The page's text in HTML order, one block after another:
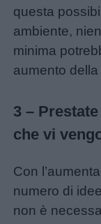
questa
ambiente,
minima
aumento
3 –
che vi
Con
numero di
non è